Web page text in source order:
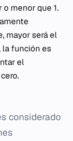
menor que 1.
mayor será el
la función es
el
considerado